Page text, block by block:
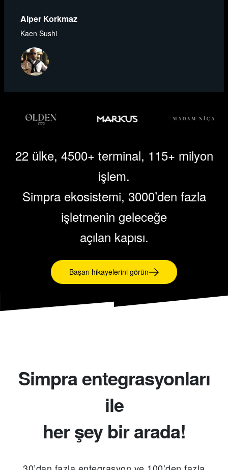
Alper Korkmaz
Kaen Sushi
22 ülke, 4500+ terminal, 115+ milyon
işlem.
Simpra ekosistemi, 3000’den fazla
işletmenin geleceğe
açılan kapısı.
Başarı hikayelerini görün
Simpra entegrasyonları
ile
her şey bir arada!